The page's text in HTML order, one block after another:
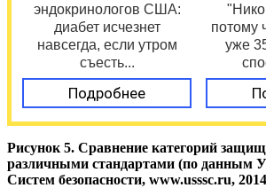
эндокринологов США:
диабет исчезнет
навсегда, если утром
съесть...
Подробнее
потому
уже
Рисунок 5. Сравнение категорий
различными стандартами (по данным
Систем безопасности, www.usssc.ru,